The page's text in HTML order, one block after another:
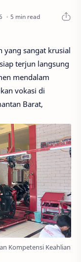
5 min read
yang sangat krusial
terjun langsung
mendalam
vokasi di
Barat,
Kompetensi Keahlian